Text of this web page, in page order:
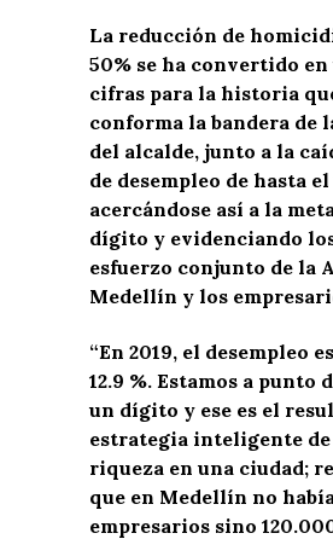
La reducción de
50% se ha convertido en
cifras para la historia
conforma la bandera de
del alcalde, junto a la
de desempleo de hasta el
acercándose así a la
dígito y evidenciando
esfuerzo conjunto de la
Medellín y los
“En 2019, el desempleo
12.9 %. Estamos a punto
un dígito y ese es el
estrategia inteligente
riqueza en una ciudad;
que en Medellín no
empresarios sino